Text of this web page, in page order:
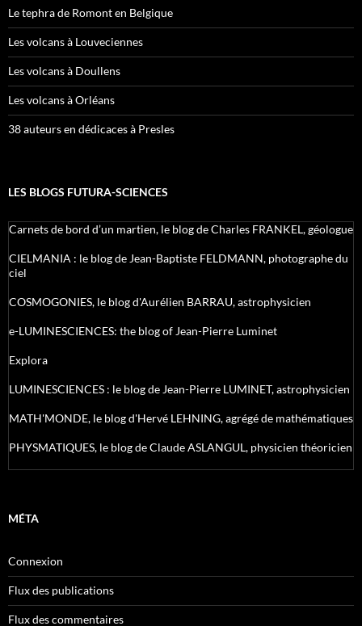
Le tephra de Romont en Belgique
Les volcans à Louveciennes
Les volcans à Doullens
Les volcans à Orléans
38 auteurs en dédicaces à Presles
LES BLOGS FUTURA-SCIENCES
Carnets de bord d’un martien, le blog de Charles FRANKEL, géologue
CIELMANIA : le blog de Jean-Baptiste FELDMANN, photographe du
ciel
COSMOGONIES, le blog d'Aurélien BARRAU, astrophysicien
e-LUMINESCIENCES: the blog of Jean-Pierre Luminet
Explora
LUMINESCIENCES : le blog de Jean-Pierre LUMINET, astrophysicien
MATH'MONDE, le blog d'Hervé LEHNING, agrégé de mathématiques
PHYSMATIQUES, le blog de Claude ASLANGUL, physicien théoricien
MÉTA
Connexion
Flux des publications
Flux des commentaires